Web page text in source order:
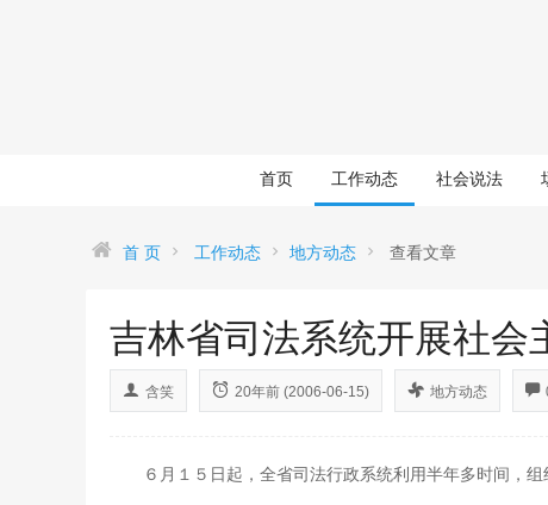
首页 工作动态 社会说法
首 页 工作动态 地方动态 查看文章
吉林省司法系统开展社会
含笑 20年前 (2006-06-15) 地方动态
６月１５日起，全省司法行政系统利用半年多时间，组